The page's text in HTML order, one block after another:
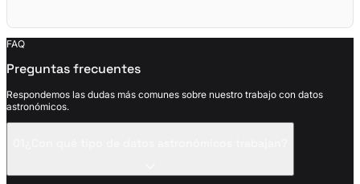
FAQ
Preguntas frecuentes
Respondemos las dudas más comunes sobre nuestro trabajo con datos
astronómicos.